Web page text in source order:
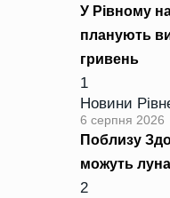
У Рівному
планують
гривень
1
Новини
6 серпня 2026
Поблизу
можуть
2